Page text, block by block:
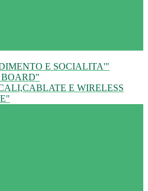
E SOCIALITA'"
E WIRELESS